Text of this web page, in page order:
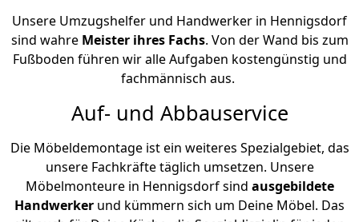
Unsere Umzugshelfer und Handwerker in Hennigsdorf
sind wahre Meister ihres Fachs. Von der Wand bis zum
Fußboden führen wir alle Aufgaben kostengünstig und
fachmännisch aus.
Auf- und Abbauservice
Die Möbeldemontage ist ein weiteres Spezialgebiet, das
unsere Fachkräfte täglich umsetzen. Unsere
Möbelmonteure in Hennigsdorf sind ausgebildete
Handwerker und kümmern sich um Deine Möbel. Das